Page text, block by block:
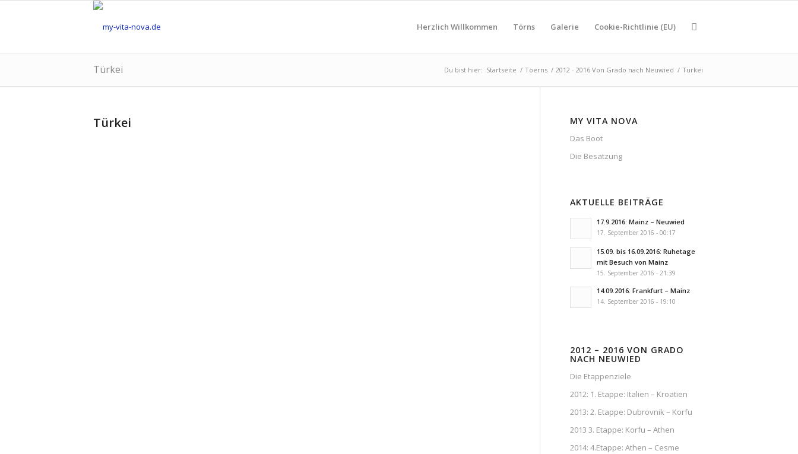
Herzlich Willkommen Törns Galerie Cookie-Richtlinie (EU)
Türkei Du bist hier: Startseite / Toerns / 2012 - 2016 Von Grado nach Neuwied / Türkei
Türkei MY VITA NOVA
Das Boot
Die Besatzung
AKTUELLE BEITRÄGE
17.9.2016: Mainz – Neuwied
17. September 2016 - 00:17
15.09. bis 16.09.2016: Ruhetage
mit Besuch von Mainz
15. September 2016 - 21:39
14.09.2016: Frankfurt – Mainz
14. September 2016 - 19:10
2012 – 2016 VON GRADO
NACH NEUWIED
Die Etappenziele
2012: 1. Etappe: Italien – Kroatien
2013: 2. Etappe: Dubrovnik – Korfu
2013 3. Etappe: Korfu – Athen
2014: 4.Etappe: Athen – Cesme